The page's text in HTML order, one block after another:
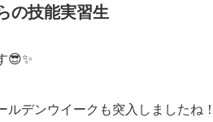
の技能実習生
😎✨
ルデンウイークも突入しましたね